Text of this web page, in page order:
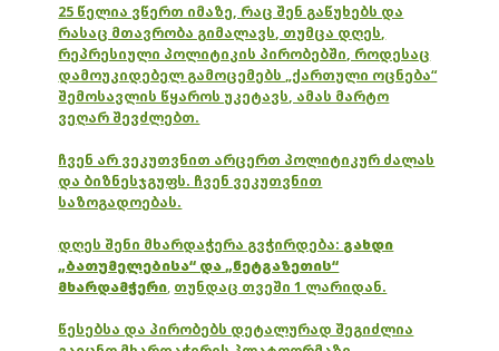
25 წელია ვწერთ იმაზე, რაც შენ გაწუხებს და
რასაც მთავრობა გიმალავს, თუმცა დღეს,
რეპრესიული პოლიტიკის პირობებში, როდესაც
დამოუკიდებელ გამოცემებს „ქართული ოცნება“
შემოსავლის წყაროს უკეტავს, ამას მარტო
ვეღარ შევძლებთ.
ჩვენ არ ვეკუთვნით არცერთ პოლიტიკურ ძალას
და ბიზნესჯგუფს. ჩვენ ვეკუთვნით
საზოგადოებას.
დღეს შენი მხარდაჭერა გვჭირდება: გახდი
„ბათუმელებისა“ და „ნეტგაზეთის“
მხარდამჭერი, თუნდაც თვეში 1 ლარიდან.
წესებსა და პირობებს დეტალურად შეგიძლია